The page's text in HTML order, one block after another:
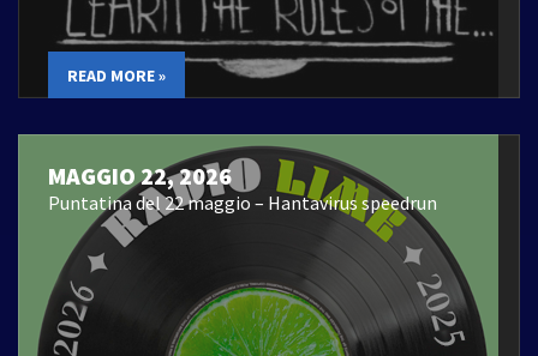
READ MORE »
MAGGIO 22, 2026
Puntatina del 22 maggio – Hantavirus speedrun